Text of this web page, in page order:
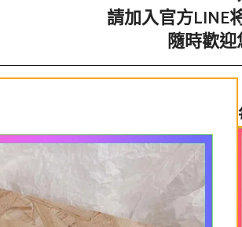
請加入官方LINE
隨時歡